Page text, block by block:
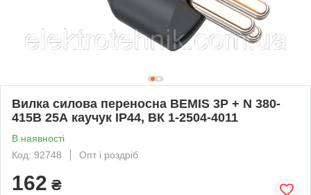
Вилка силова переносна BEMIS 3P + N 380-
415В 25А каучук IP44, ВК 1-2504-4011
В наявності
Код: 92748
Опт і роздріб
162 ₴